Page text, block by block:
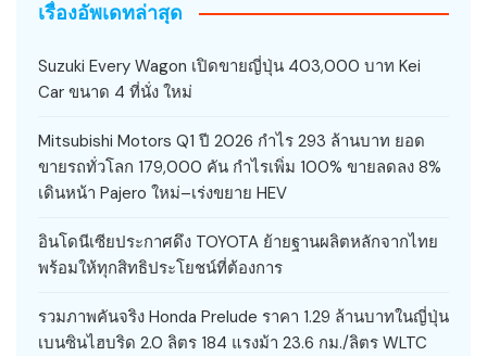
เรื่องอัพเดทล่าสุด
Suzuki Every Wagon เปิดขายญี่ปุ่น 403,000 บาท Kei
Car ขนาด 4 ที่นั่ง ใหม่
Mitsubishi Motors Q1 ปี 2026 กำไร 293 ล้านบาท ยอด
ขายรถทั่วโลก 179,000 คัน กำไรเพิ่ม 100% ขายลดลง 8%
เดินหน้า Pajero ใหม่–เร่งขยาย HEV
อินโดนีเซียประกาศดึง TOYOTA ย้ายฐานผลิตหลักจากไทย
พร้อมให้ทุกสิทธิประโยชน์ที่ต้องการ
รวมภาพคันจริง Honda Prelude ราคา 1.29 ล้านบาทในญี่ปุ่น
เบนซินไฮบริด 2.0 ลิตร 184 แรงม้า 23.6 กม./ลิตร WLTC